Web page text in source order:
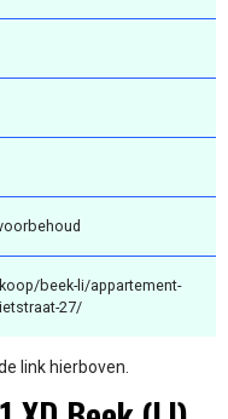
beek-li/appartement-
27/
link hierboven.